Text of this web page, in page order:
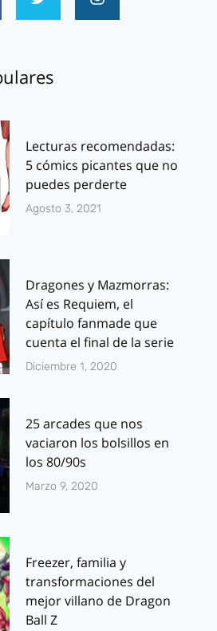
Lecturas recomendadas:
5 cómics picantes que no
puedes perderte
Agosto 3, 2021
Dragones y Mazmorras:
Así es Requiem, el
capítulo fanmade que
cuenta el final de la serie
Diciembre 1, 2020
25 arcades que nos
vaciaron los bolsillos en
los 80/90s
Marzo 9, 2020
Freezer, familia y
transformaciones del
mejor villano de Dragon
Ball Z